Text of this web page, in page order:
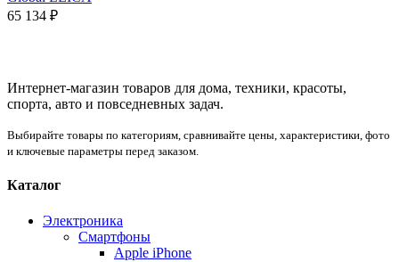
65 134 ₽
Интернет-магазин товаров для дома, техники, красоты,
спорта, авто и повседневных задач.
Выбирайте товары по категориям, сравнивайте цены, характеристики, фото
и ключевые параметры перед заказом.
Каталог
Электроника
Смартфоны
Apple iPhone